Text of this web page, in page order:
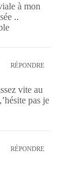
à mon
..
RÉPONDRE
vite au
pas je
RÉPONDRE